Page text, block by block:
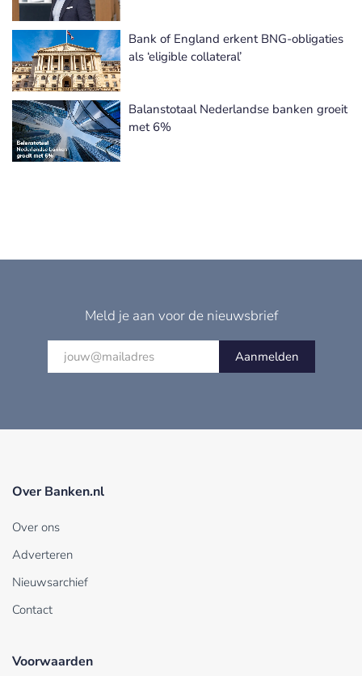
Bank of England erkent BNG-obligaties
als ‘eligible collateral’
Balanstotaal Nederlandse banken groeit
met 6%
Meld je aan voor de nieuwsbrief
Aanmelden
Over Banken.nl
Over ons
Adverteren
Nieuwsarchief
Contact
Voorwaarden